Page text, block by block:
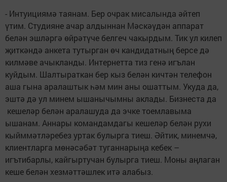
- Интуициямә таянам. Бер очрак мисалында әйтеп
үтим. Студияне ачар алдыннан Мәскәүдән аппарат
белән эшләргә өйрәтүче белгеч чакырдым. Тик ул килеп
җиткәндә анкета тутырган өч кандидатның берсе дә
килмәве ачыкланды. Интернетта тиз генә игълан
куйдым. Шалтыраткан бер кыз белән кичтән телефон
аша гына аралаштык һәм мин аны ошаттым. Укуда да,
эштә дә ул минем ышанычымны аклады. Бизнеста да
кешеләр белән аралашуда да эчке тоемлавыма
ышанам. Аннары командамдагы кешеләр белән рухи
кыйммәтләребез уртак булырга тиеш. Әйтик, минемчә,
клиентларга мөнәсәбәт туганнарыңа кебек –
игътибарлы, кайгыртучан булырга тиеш. Моны аңлаган
кеше белән хезмәттәшлек итә алабыз.